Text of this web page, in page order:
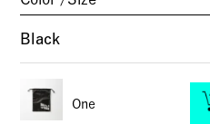
Black
One